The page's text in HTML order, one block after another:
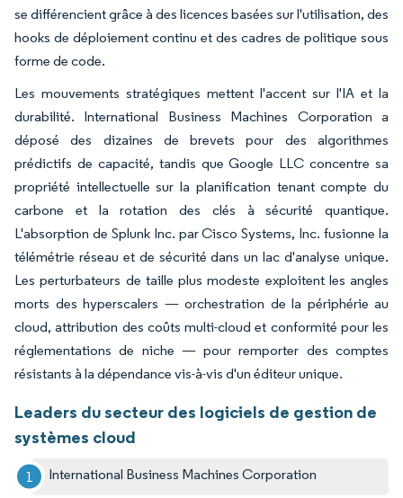
se différencient grâce à des licences basées sur l'utilisation, des
hooks de déploiement continu et des cadres de politique sous
forme de code.
Les mouvements stratégiques mettent l'accent sur l'IA et la
durabilité. International Business Machines Corporation a
déposé des dizaines de brevets pour des algorithmes
prédictifs de capacité, tandis que Google LLC concentre sa
propriété intellectuelle sur la planification tenant compte du
carbone et la rotation des clés à sécurité quantique.
L'absorption de Splunk Inc. par Cisco Systems, Inc. fusionne la
télémétrie réseau et de sécurité dans un lac d'analyse unique.
Les perturbateurs de taille plus modeste exploitent les angles
morts des hyperscalers — orchestration de la périphérie au
cloud, attribution des coûts multi-cloud et conformité pour les
réglementations de niche — pour remporter des comptes
résistants à la dépendance vis-à-vis d'un éditeur unique.
Leaders du secteur des logiciels de gestion de
systèmes cloud
International Business Machines Corporation